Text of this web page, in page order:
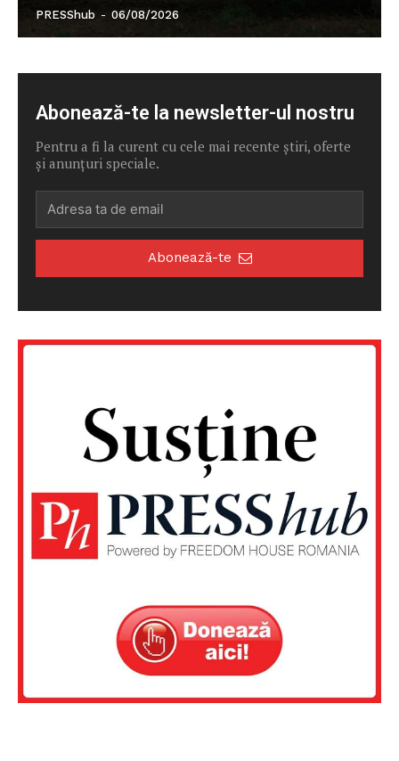
PRESShub - 06/08/2026
Abonează-te la newsletter-ul nostru
Pentru a fi la curent cu cele mai recente știri, oferte
și anunțuri speciale.
Abonează-te